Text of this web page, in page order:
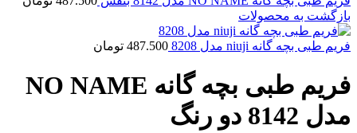
بازگشت به محصولات
فریم طبی بچه گانه niuji مدل 8208 487.500 تومان
فریم طبی بچه گانه NO NAME
مدل 8142 دو رنگ